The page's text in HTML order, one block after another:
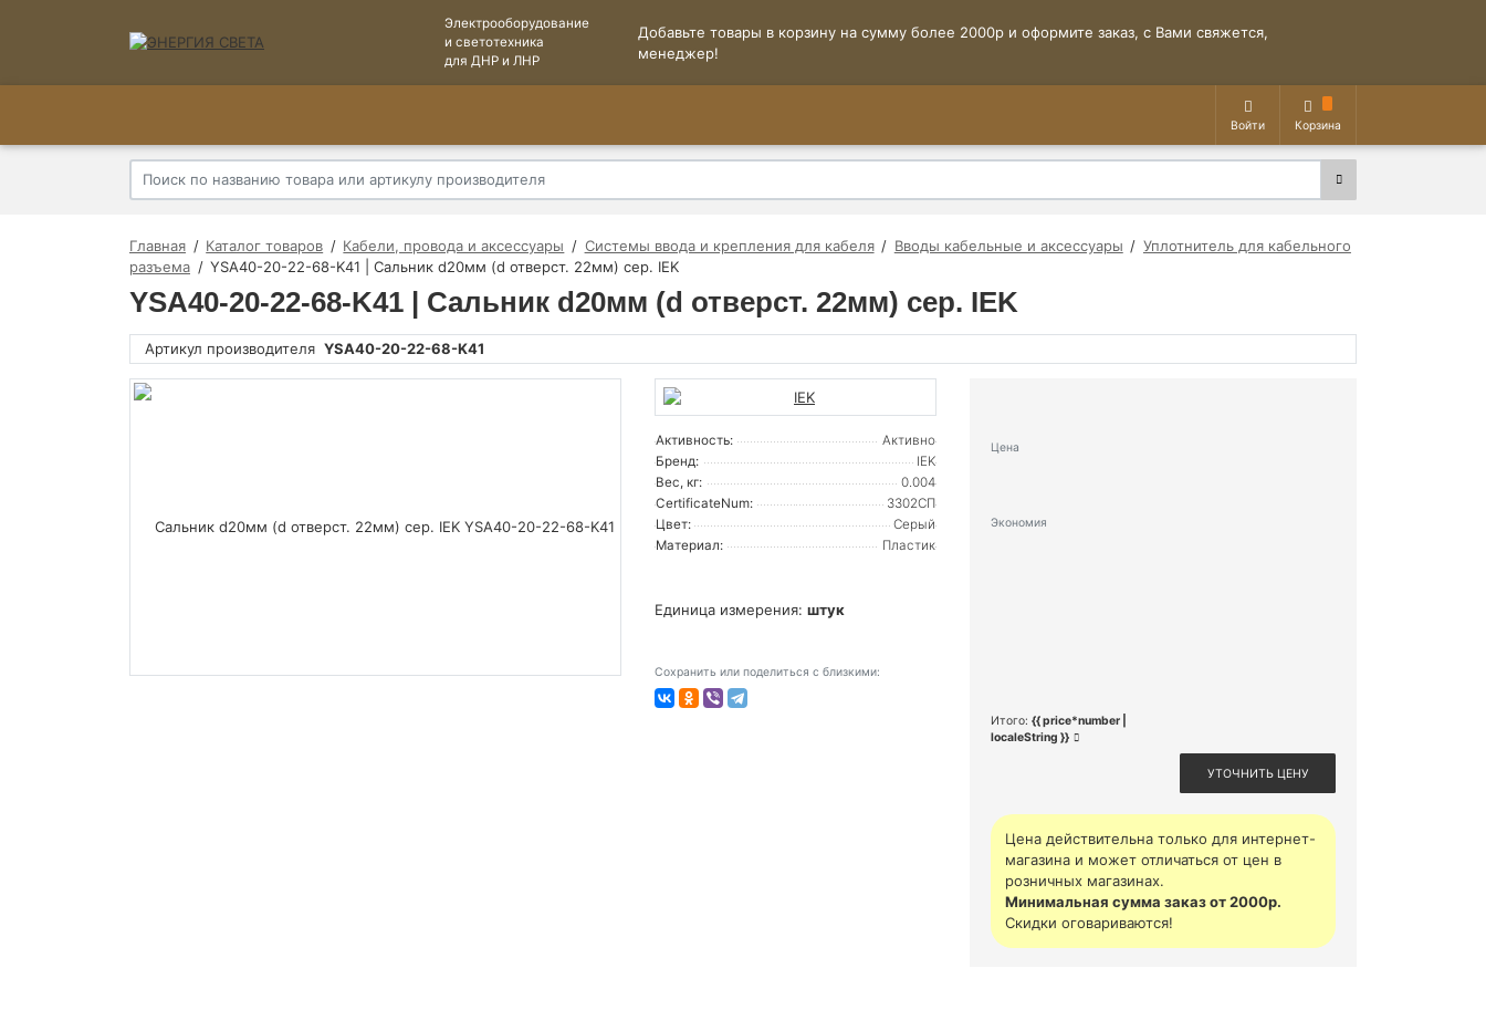
Электрооборудование
и светотехника
для ДНР и ЛНР
Добавьте товары в корзину на сумму более 2000р и оформите заказ, с Вами свяжется,
менеджер!
Войти Корзина
Главная Каталог товаров Кабели, провода и аксессуары Системы ввода и крепления для кабеля Вводы кабельные и аксессуары
Уплотнитель для кабельного
разъема
YSA40-20-22-68-K41 | Сальник d20мм (d отверст. 22мм) сер. IEK
YSA40-20-22-68-K41 | Сальник d20мм (d отверст. 22мм) сер. IEK
Артикул производителя YSA40-20-22-68-K41
Активность:
Активно
Бренд:
IEK
Вес, кг:
0.004
CertificateNum:
3302СП
Цвет:
Серый
Материал:
Пластик
Единица измерения: штук
Сохранить или поделиться с близкими:
Цена
Экономия
Итого: {{ price*number |
localeString }}
УТОЧНИТЬ ЦЕНУ
Цена действительна только для интернет-
магазина и может отличаться от цен в
розничных магазинах.
Минимальная сумма заказ от 2000р.
Скидки оговариваются!